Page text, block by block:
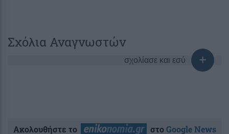
Σχόλια Αναγνωστών
σχολίασε και εσύ
Ακολουθήστε το στοGoogle News